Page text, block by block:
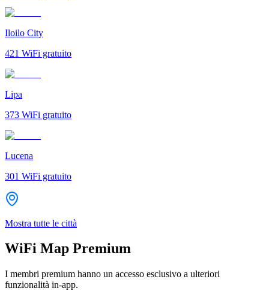
Iloilo City
421 WiFi gratuito
Lipa
373 WiFi gratuito
Lucena
301 WiFi gratuito
Mostra tutte le città
WiFi Map Premium
I membri premium hanno un accesso esclusivo a ulteriori
funzionalità in-app.